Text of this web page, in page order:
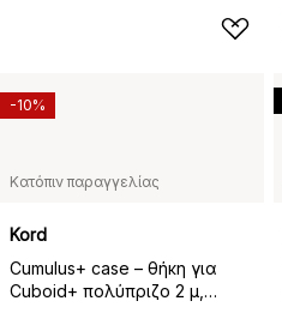
Κατόπιν παραγγελίας
Kord
Cumulus+ case – θήκη για
Cuboid+ πολύπριζο 2 μ,
-10%